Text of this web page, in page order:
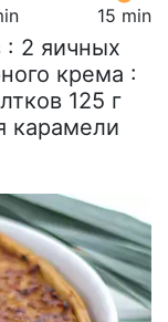
15 min
: 2 яичных
крема :
125 г
карамели